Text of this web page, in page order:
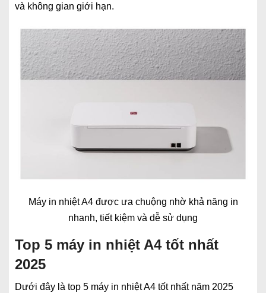
và không gian giới hạn.
Máy in nhiệt A4 được ưa chuộng nhờ khả năng in
nhanh, tiết kiệm và dễ sử dụng
Top 5 máy in nhiệt A4 tốt nhất
2025
Dưới đây là top 5 máy in nhiệt A4 tốt nhất năm 2025